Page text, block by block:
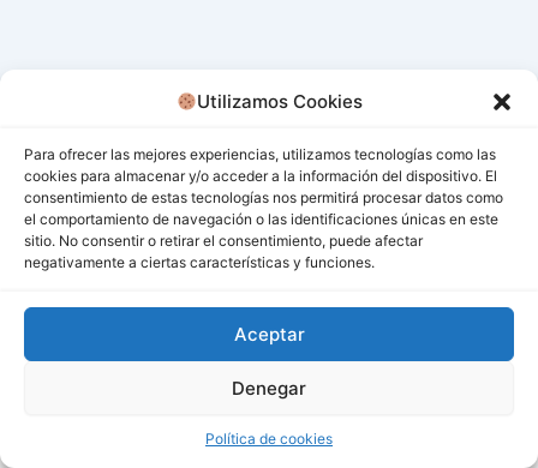
Utilizamos Cookies
Para ofrecer las mejores experiencias, utilizamos tecnologías como las
cookies para almacenar y/o acceder a la información del dispositivo. El
consentimiento de estas tecnologías nos permitirá procesar datos como
el comportamiento de navegación o las identificaciones únicas en este
sitio. No consentir o retirar el consentimiento, puede afectar
negativamente a ciertas características y funciones.
Aceptar
Denegar
Política de cookies
Todos los derechos © 2026 San Miguel De Los Bancos |